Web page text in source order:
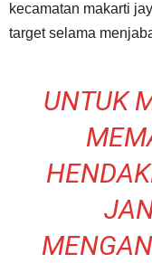
kecamatan makarti
target selama
UNTUK